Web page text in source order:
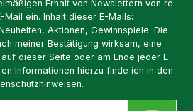
Erhalt von Newslettern von re-
Mail ein. Inhalt dieser E-Mails:
Aktionen, Gewinnspiele. Die
meiner Bestätigung wirksam, eine
dieser Seite oder am Ende jeder E-
Informationen hierzu finde ich in den